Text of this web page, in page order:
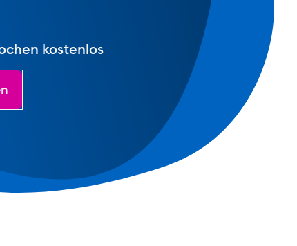
kostenlos